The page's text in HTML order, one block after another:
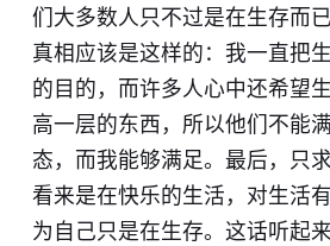
们大多数人只不过是在生存而
真相应该是这样的：我一直把
的目的，而许多人心中还希望
高一层的东西，所以他们不能
态，而我能够满足。最后，只
看来是在快乐的生活，对生活
为自己只是在生存。这话听起